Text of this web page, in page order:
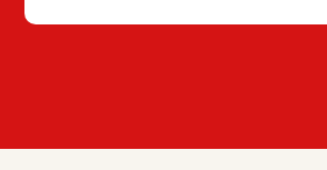
がございます事をご容赦下さいませ。 ・メーカ